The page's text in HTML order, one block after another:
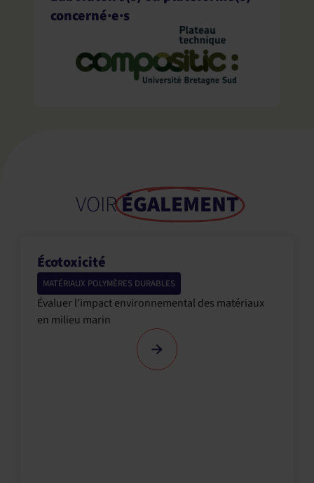
concerné·e·s
VOIRÉGALEMENT
Écotoxicité
MATÉRIAUX POLYMÈRES DURABLES
Évaluer l’impact environnemental des matériaux
en milieu marin